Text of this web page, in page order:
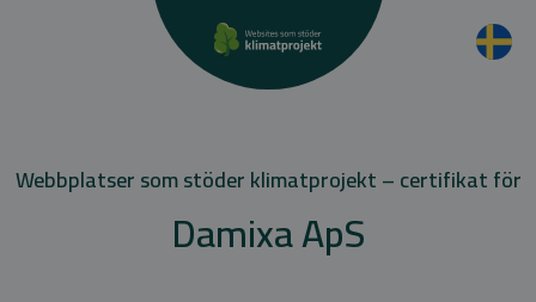
Webbplatser som stöder klimatprojekt – certifikat för
Damixa ApS